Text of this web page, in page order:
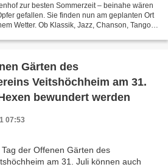
zur besten Sommerzeit – beinahe wären
gefallen. Sie finden nun am geplanten Ort
Wetter. Ob Klassik, Jazz, Chanson, Tango,
Gärten des
Veitshöchheim am 31.
bewundert werden
07:53